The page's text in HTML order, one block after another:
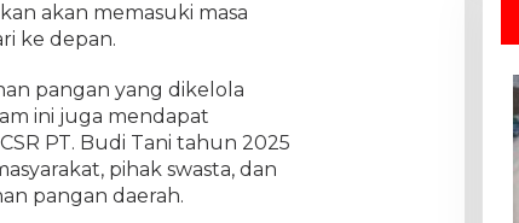
akan memasuki masa
ke depan.
pangan yang dikelola
ini juga mendapat
PT. Budi Tani tahun 2025
pihak swasta, dan
pangan daerah.